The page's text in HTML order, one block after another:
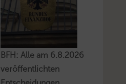
BFH: Alle am 6.8.2026
veröffentlichten